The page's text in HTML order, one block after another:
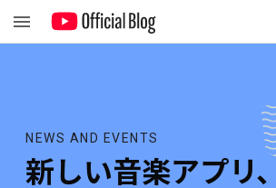
NEWS AND EVENTS
新しい音楽アプリ